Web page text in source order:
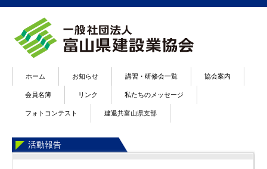
ホーム お知らせ 講習・研修会一覧 協会案内
会員名簿 リンク 私たちのメッセージ
フォトコンテスト 建退共富山県支部
活動報告